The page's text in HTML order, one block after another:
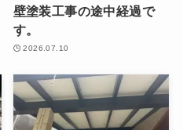
壁塗装工事の途中経過で
す。
2026.07.10